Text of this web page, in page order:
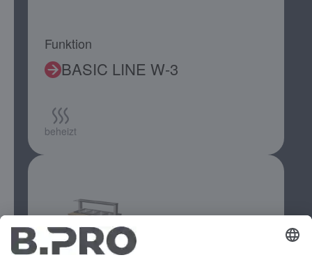
Funktion
BASIC LINE W-3
beheizt